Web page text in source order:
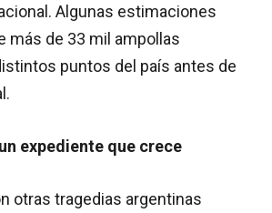
Algunas estimaciones
más de 33 mil ampollas
puntos del país antes de
expediente que crece
otras tragedias argentinas